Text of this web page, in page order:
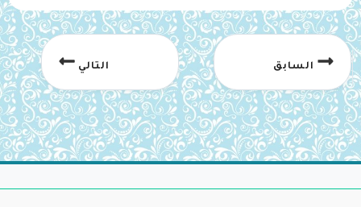
السابق التالي